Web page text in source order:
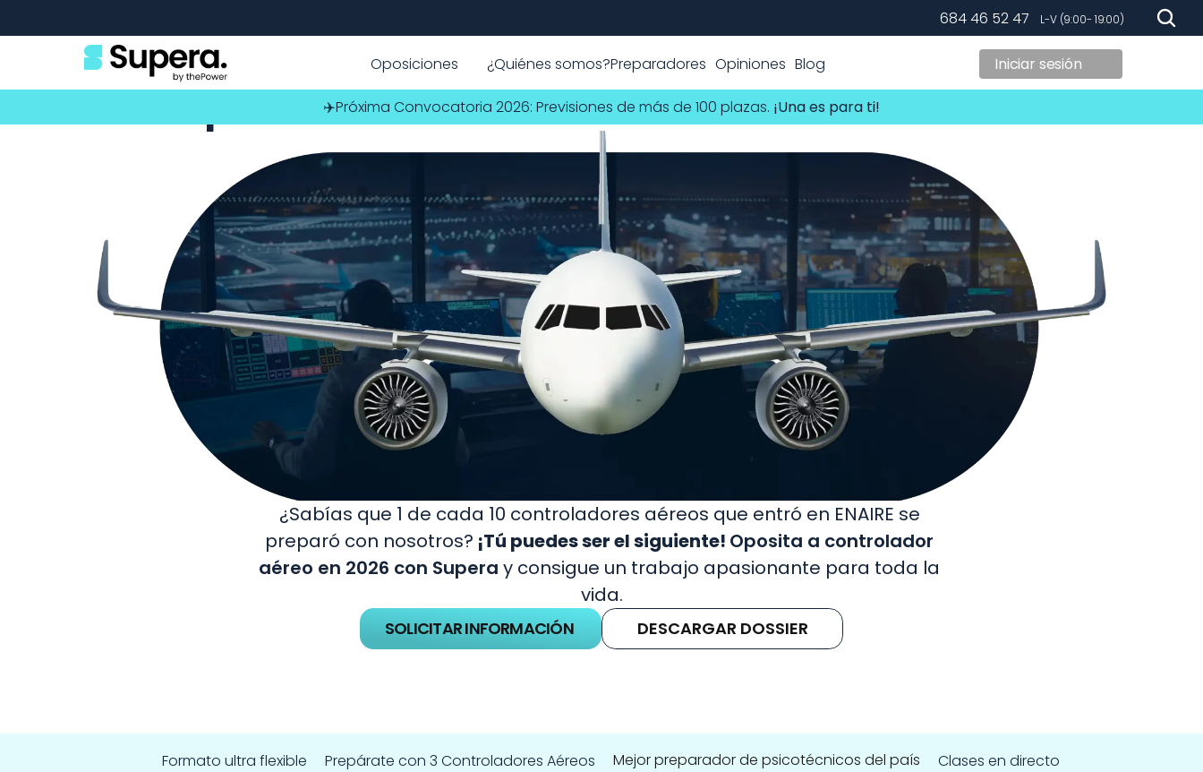
684 46 52 47
   L-V (9:00- 19:00)
Oposiciones ¿Quiénes somos?Preparadores Opiniones Blog Iniciar sesión
✈️Próxima Convocatoria 2026: Previsiones de más de 100 plazas. ¡Una es para ti!
Home Oposiciones Controlador Aéreo
Oposiciones Controlador Aéreo 2026
¿Sabías que 1 de cada 10 controladores aéreos que entró en ENAIRE se
preparó con nosotros? ¡Tú puedes ser el siguiente! Oposita a controlador
aéreo en 2026 con Supera y consigue un trabajo apasionante para toda la
vida.
SOLICITAR INFORMACIÓN DESCARGAR DOSSIER
Formato ultra flexible Prepárate con 3 Controladores Aéreos Mejor preparador de psicotécnicos del país Clases en directo